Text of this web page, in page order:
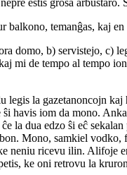
temanĝas, kaj en
domo, b) servistejo,
de tempo al tempo
la gazetanoncojn
havis iom da mono.
la dua edzo ŝi eĉ
Mono, samkiel
neniu ricevu ilin.
ke oni retrovu la